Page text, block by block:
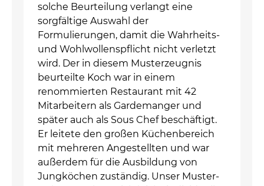
solche Beurteilung verlangt eine
sorgfältige Auswahl der
Formulierungen, damit die Wahrheits-
und Wohlwollenspflicht nicht verletzt
wird. Der in diesem Musterzeugnis
beurteilte Koch war in einem
renommierten Restaurant mit 42
Mitarbeitern als Gardemanger und
später auch als Sous Chef beschäftigt.
Er leitete den großen Küchenbereich
mit mehreren Angestellten und war
außerdem für die Ausbildung von
Jungköchen zuständig. Unser Muster-